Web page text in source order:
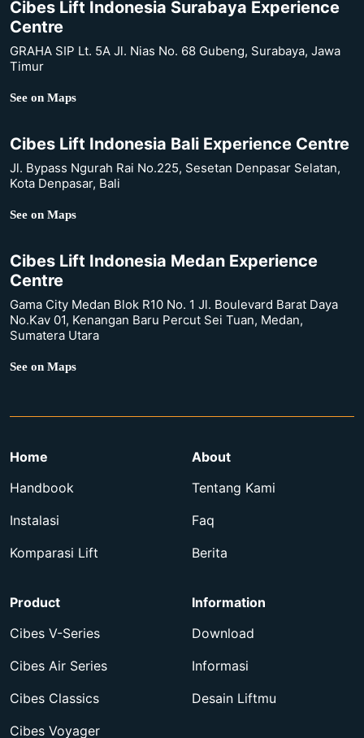
Cibes Lift Indonesia Surabaya Experience
Centre
GRAHA SIP Lt. 5A Jl. Nias No. 68 Gubeng, Surabaya, Jawa
Timur
See on Maps
Cibes Lift Indonesia Bali Experience Centre
Jl. Bypass Ngurah Rai No.225, Sesetan Denpasar Selatan,
Kota Denpasar, Bali
See on Maps
Cibes Lift Indonesia Medan Experience
Centre
Gama City Medan Blok R10 No. 1 Jl. Boulevard Barat Daya
No.Kav 01, Kenangan Baru Percut Sei Tuan, Medan,
Sumatera Utara
See on Maps
Home
Handbook
Instalasi
Komparasi Lift
About
Tentang Kami
Faq
Berita
Product
Cibes V-Series
Cibes Air Series
Cibes Classics
Cibes Voyager
Information
Download
Informasi
Desain Liftmu